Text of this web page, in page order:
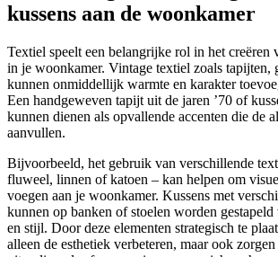
kussens aan de woonkamer
Textiel speelt een belangrijke rol in het creëren
in je woonkamer. Vintage textiel zoals tapijten,
kunnen onmiddellijk warmte en karakter
Een handgeweven tapijt uit de jaren ’70 of
kunnen dienen als opvallende accenten die de
aanvullen.
Bijvoorbeeld, het gebruik van verschillende
fluweel, linnen of katoen – kan helpen om
voegen aan je woonkamer. Kussens met
kunnen op banken of stoelen worden
en stijl. Door deze elementen strategisch te
alleen de esthetiek verbeteren, maar ook